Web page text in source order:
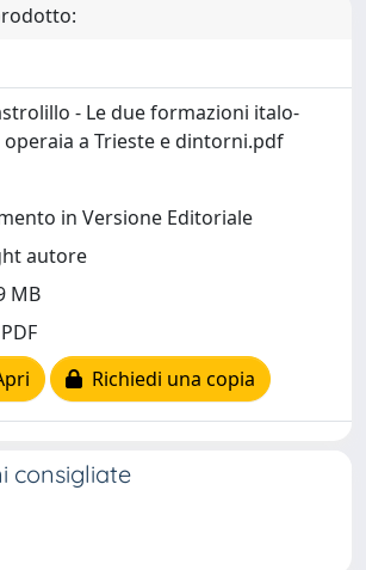
- Le due formazioni italo-
a Trieste e dintorni.pdf
in Versione Editoriale
autore
MB
Richiedi una copia
consigliate